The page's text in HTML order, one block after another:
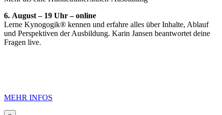
6. August – 19 Uhr – online
Lerne Kynogogik® kennen und erfahre alles über Inhalte, Ablauf
und Perspektiven der Ausbildung. Karin Jansen beantwortet deine
Fragen live.
MEHR INFOS